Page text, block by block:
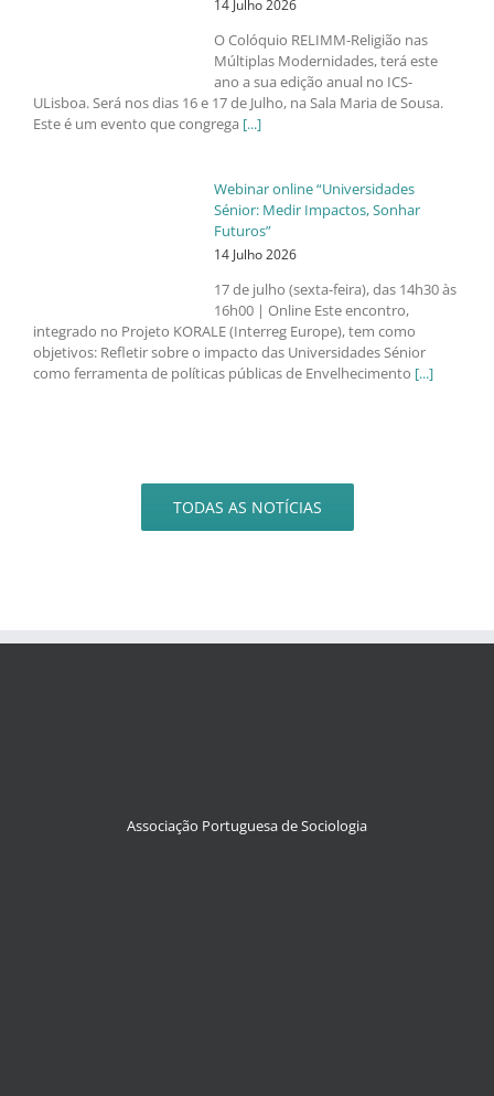
14 Julho 2026
O Colóquio RELIMM-Religião nas
Múltiplas Modernidades, terá este
ano a sua edição anual no ICS-
ULisboa. Será nos dias 16 e 17 de Julho, na Sala Maria de Sousa.
Este é um evento que congrega [...]
Webinar online “Universidades
Sénior: Medir Impactos, Sonhar
Futuros”
14 Julho 2026
17 de julho (sexta-feira), das 14h30 às
16h00 | Online Este encontro,
integrado no Projeto KORALE (Interreg Europe), tem como
objetivos: Refletir sobre o impacto das Universidades Sénior
como ferramenta de políticas públicas de Envelhecimento [...]
TODAS AS NOTÍCIAS
Associação Portuguesa de Sociologia